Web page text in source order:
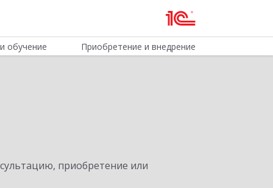
обучение Приобретение и внедрение
приобретение или